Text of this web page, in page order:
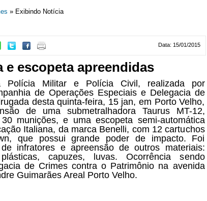
» Exibindo Notícia
Data: 15/01/2015
e escopeta apreendidas
Polícia Militar e Polícia Civil, realizada por
de Operações Especiais e Delegacia de
desta quinta-feira, 15 jan, em Porto Velho,
de uma submetralhadora Taurus MT-12,
munições, e uma escopeta semi-automática
Italiana, da marca Benelli, com 12 cartuchos
que possui grande poder de impacto. Foi
infratores e apreensão de outros materiais:
capuzes, luvas. Ocorrência sendo
de Crimes contra o Patrimônio na avenida
Guimarães Areal Porto Velho.